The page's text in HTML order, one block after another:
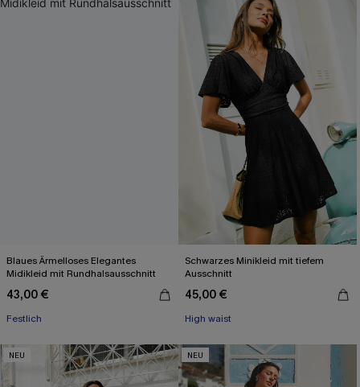
Blaues Ärmelloses Elegantes
Midikleid mit Rundhalsausschnitt
43,00 €
Festlich
Schwarzes Minikleid mit tiefem
Ausschnitt
45,00 €
High waist
NEU NEU